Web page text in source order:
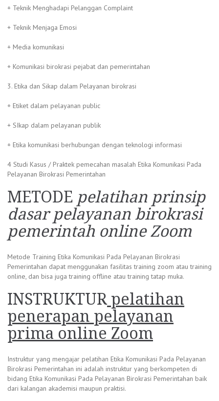
+ Teknik Menghadapi Pelanggan Complaint
+ Teknik Menjaga Emosi
+ Media komunikasi
+ Komunikasi birokrasi pejabat dan pemerintahan
3. Etika dan Sikap dalam Pelayanan birokrasi
+ Etiket dalam pelayanan public
+ SIkap dalam pelayanan publik
+ Etika komunikasi berhubungan dengan teknologi informasi
4 Studi Kasus / Praktek pemecahan masalah Etika Komunikasi Pada
Pelayanan Birokrasi Pemerintahan
METODE pelatihan prinsip
dasar pelayanan birokrasi
pemerintah online Zoom
Metode Training Etika Komunikasi Pada Pelayanan Birokrasi
Pemerintahan dapat menggunakan fasilitas training zoom atau training
online, dan bisa juga training offline atau training tatap muka.
INSTRUKTUR pelatihan
penerapan pelayanan
prima online Zoom
Instruktur yang mengajar pelatihan Etika Komunikasi Pada Pelayanan
Birokrasi Pemerintahan ini adalah instruktur yang berkompeten di
bidang Etika Komunikasi Pada Pelayanan Birokrasi Pemerintahan baik
dari kalangan akademisi maupun praktisi.